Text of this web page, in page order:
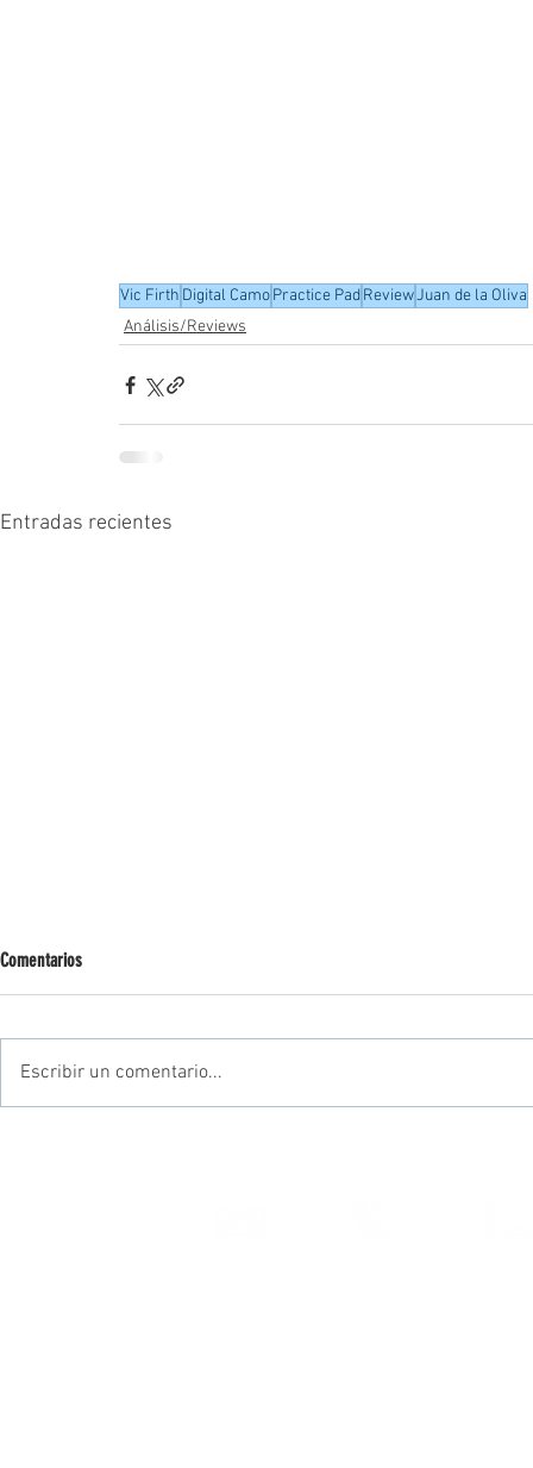
Vic Firth Digital CamoPractice PadReviewJuan de la Oliva
Análisis/Reviews
Entradas recientes
Comentarios
Escribir un comentario...